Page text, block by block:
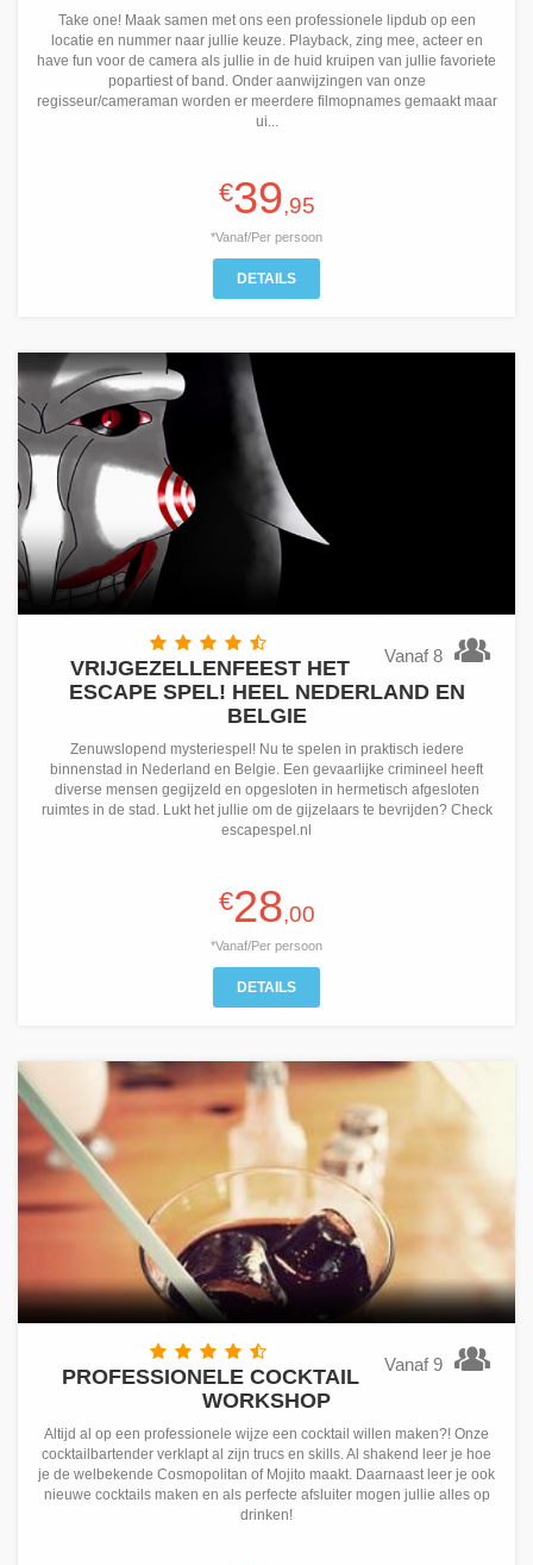
Take one! Maak samen met ons een professionele lipdub op een
locatie en nummer naar jullie keuze. Playback, zing mee, acteer en
have fun voor de camera als jullie in de huid kruipen van jullie favoriete
popartiest of band. Onder aanwijzingen van onze
regisseur/cameraman worden er meerdere filmopnames gemaakt maar
ui...
€39,95
*Vanaf/Per persoon
DETAILS
Vanaf 8
VRIJGEZELLENFEEST HET
ESCAPE SPEL! HEEL NEDERLAND EN
BELGIE
Zenuwslopend mysteriespel! Nu te spelen in praktisch iedere
binnenstad in Nederland en Belgie. Een gevaarlijke crimineel heeft
diverse mensen gegijzeld en opgesloten in hermetisch afgesloten
ruimtes in de stad. Lukt het jullie om de gijzelaars te bevrijden? Check
escapespel.nl
€28,00
*Vanaf/Per persoon
DETAILS
Vanaf 9
PROFESSIONELE COCKTAIL
WORKSHOP
Altijd al op een professionele wijze een cocktail willen maken?! Onze
cocktailbartender verklapt al zijn trucs en skills. Al shakend leer je hoe
je de welbekende Cosmopolitan of Mojito maakt. Daarnaast leer je ook
nieuwe cocktails maken en als perfecte afsluiter mogen jullie alles op
drinken!